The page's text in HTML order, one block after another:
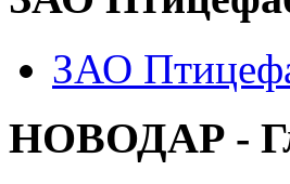
ЗАО
НОВОДАР -